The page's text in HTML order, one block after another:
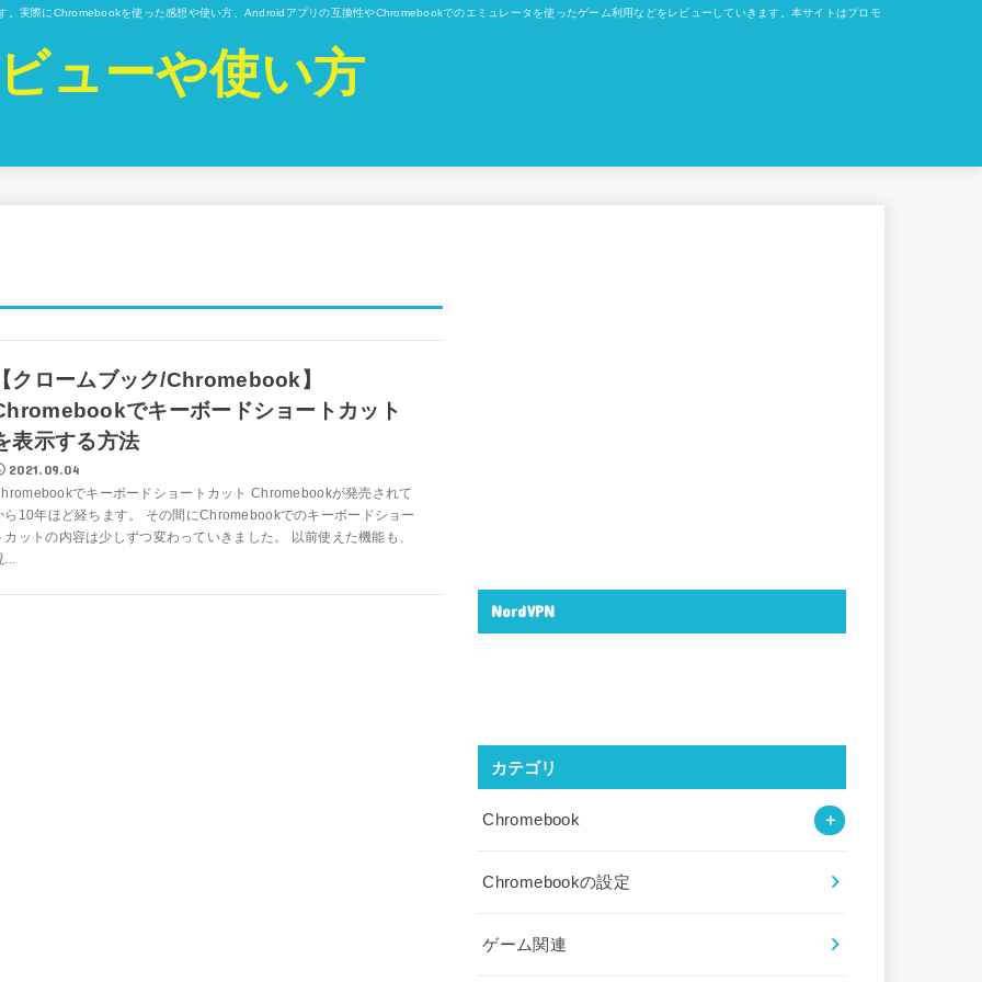
実際にChromebookを使った感想や使い方、Androidアプリの互換性やChromebookでのエミュレータを使ったゲーム利用などをレビューしていきます。本サイトはプロモ
ューや使い方
クロームブック/Chromebook】
でキーボードショートカット
表示する方法
2021.09.04
でキーボードショートカット Chromebookが発売されて
ら10年ほど経ちます。 その間にChromebookでのキーボードショー
カットの内容は少しずつ変わっていきました。 以前使えた機能も、
NordVPN
カテゴリ
Chromebook
Chromebookの設定
ゲーム関連